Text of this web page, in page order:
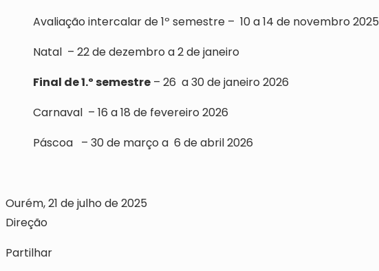
Avaliação intercalar de 1º semestre – 10 a 14 de novembro 2025
Natal – 22 de dezembro a 2 de janeiro
Final de 1.º semestre – 26 a 30 de janeiro 2026
Carnaval – 16 a 18 de fevereiro 2026
Páscoa – 30 de março a 6 de abril 2026
Ourém, 21 de julho de 2025
Direção
Partilhar